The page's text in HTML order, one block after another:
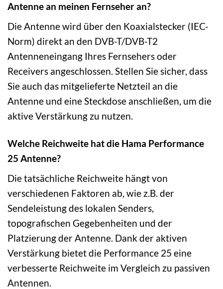
Antenne an meinen Fernseher an?
Die Antenne wird über den Koaxialstecker (IEC-
Norm) direkt an den DVB-T/DVB-T2
Antenneneingang Ihres Fernsehers oder
Receivers angeschlossen. Stellen Sie sicher, dass
Sie auch das mitgelieferte Netzteil an die
Antenne und eine Steckdose anschließen, um die
aktive Verstärkung zu nutzen.
Welche Reichweite hat die Hama Performance
25 Antenne?
Die tatsächliche Reichweite hängt von
verschiedenen Faktoren ab, wie z.B. der
Sendeleistung des lokalen Senders,
topografischen Gegebenheiten und der
Platzierung der Antenne. Dank der aktiven
Verstärkung bietet die Performance 25 eine
verbesserte Reichweite im Vergleich zu passiven
Antennen.